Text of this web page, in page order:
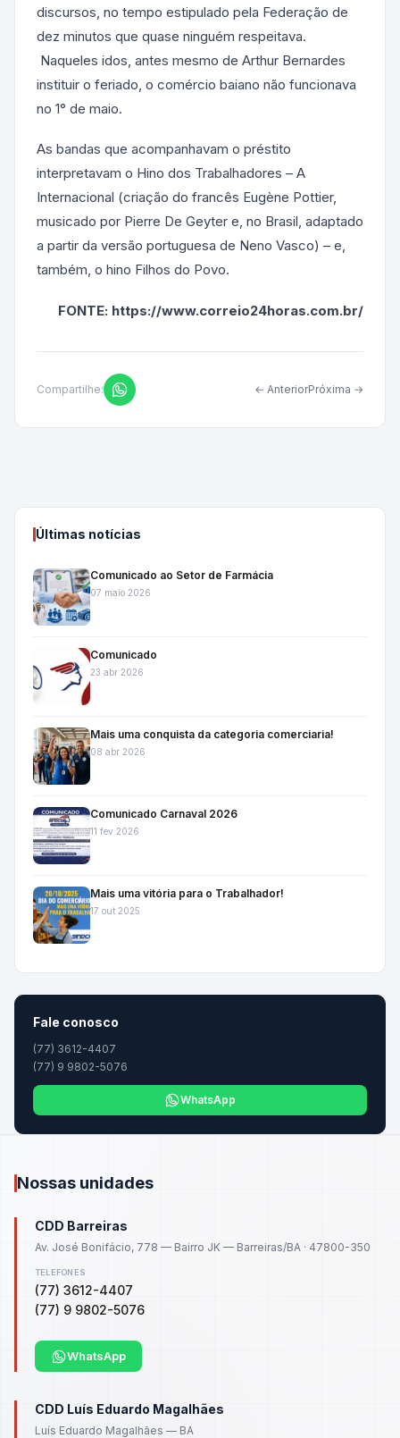
discursos, no tempo estipulado pela Federação de
dez minutos que quase ninguém respeitava.
Naqueles idos, antes mesmo de Arthur Bernardes
instituir o feriado, o comércio baiano não funcionava
no 1° de maio.
As bandas que acompanhavam o préstito
interpretavam o Hino dos Trabalhadores – A
Internacional (criação do francês Eugène Pottier,
musicado por Pierre De Geyter e, no Brasil, adaptado
a partir da versão portuguesa de Neno Vasco) – e,
também, o hino Filhos do Povo.
FONTE: https://www.correio24horas.com.br/
Compartilhe: ← AnteriorPróxima →
Últimas notícias
Comunicado ao Setor de Farmácia
07 maio 2026
Comunicado
23 abr 2026
Mais uma conquista da categoria comerciaria!
08 abr 2026
Comunicado Carnaval 2026
11 fev 2026
Mais uma vitória para o Trabalhador!
17 out 2025
Fale conosco
(77) 3612-4407
(77) 9 9802-5076
WhatsApp
Nossas unidades
CDD Barreiras
Av. José Bonifácio, 778 — Bairro JK — Barreiras/BA · 47800-350
TELEFONES
(77) 3612-4407
(77) 9 9802-5076
WhatsApp
CDD Luís Eduardo Magalhães
Luís Eduardo Magalhães — BA